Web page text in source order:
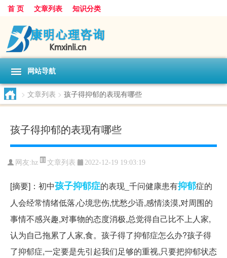
首 页 文章列表 知识分类
网站导航
> 文章列表 > 孩子得抑郁的表现有哪些
孩子得抑郁的表现有哪些
网友:hz 文章列表 2022-12-19 19:03:19
[摘要]：初中孩子抑郁症的表现_千问健康患有抑郁症的
人会经常情绪低落,心境悲伤,忧愁少语,感情淡漠,对周围的
事情不感兴趣,对事物的态度消极,总觉得自己比不上人家,
认为自己拖累了人家,食。孩子得了抑郁症怎么办?孩子得
了抑郁症,一定要是先引起我们足够的重视,只要把抑郁状态